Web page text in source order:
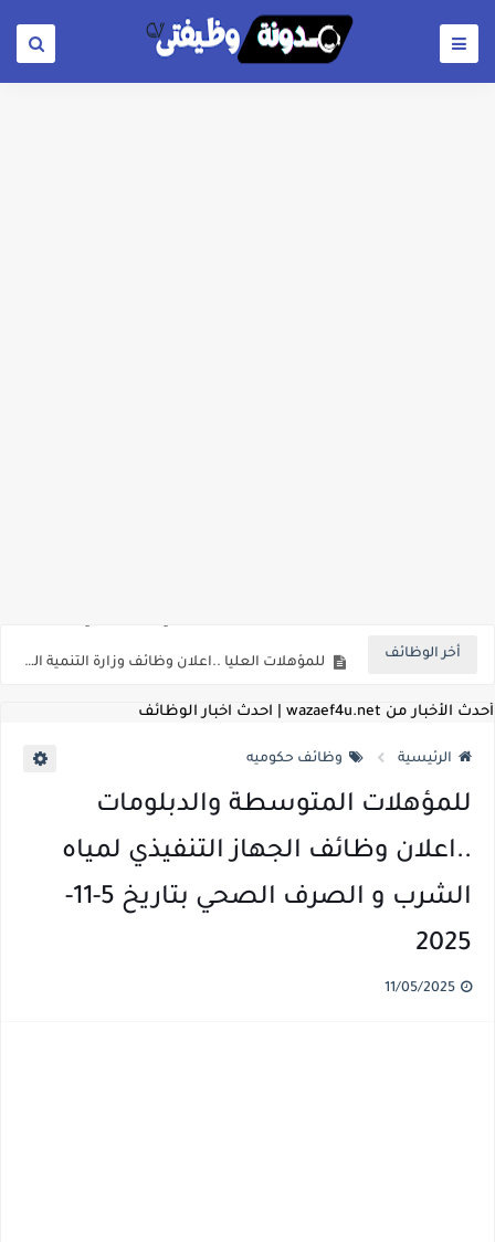
أخر الوظائف للمؤهلات العليا ..اعلان وظائف وزارة التنمية المحلية " اخصائي تخطيط - مهندس - اخصائي حاسبات - باحث قانوني " والتقديم الكتروني بتاريخ 15-7-2026
أحدث الأخبار من wazaef4u.net | احدث اخبار الوظائف
الرئيسية وظائف حكوميه
للمؤهلات المتوسطة والدبلومات
..اعلان وظائف الجهاز التنفيذي لمياه
الشرب و الصرف الصحي بتاريخ 5-11-
2025